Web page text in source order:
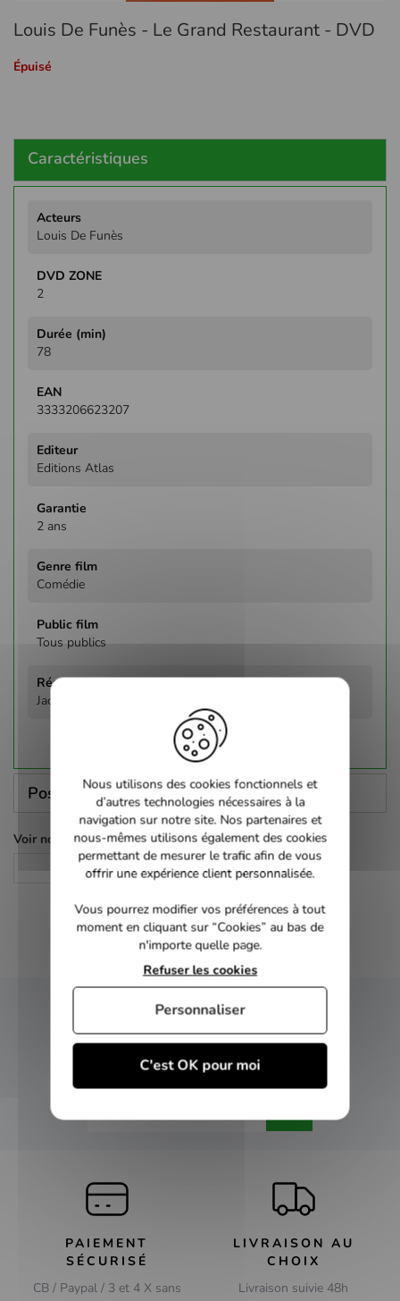
au
de
Louis De Funès - Le Grand Restaurant - DVD
Épuisé
Caractéristiques
d'infos
Louis De Funès
2
78
3333206623207
Editions Atlas
2 ans
Comédie
Tous publics
Jacques Besnard
Poser une question
Voir nos autres pages :
Comédie
NEWSLETTER
Inscrivez-vous et recevez nos bons plans
PAIEMENT
SÉCURISÉ
CB / Paypal / 3 et 4 X sans
LIVRAISON AU
CHOIX
Livraison suivie 48h
Nous utilisons des cookies fonctionnels et
d’autres technologies nécessaires à la
navigation sur notre site. Nos partenaires et
nous-mêmes utilisons également des cookies
permettant de mesurer le trafic afin de vous
offrir une expérience client personnalisée.
Vous pourrez modifier vos préférences à tout
moment en cliquant sur “Cookies” au bas de
n'importe quelle page.
C'est OK pour moi
Refuser les cookies
Personnaliser